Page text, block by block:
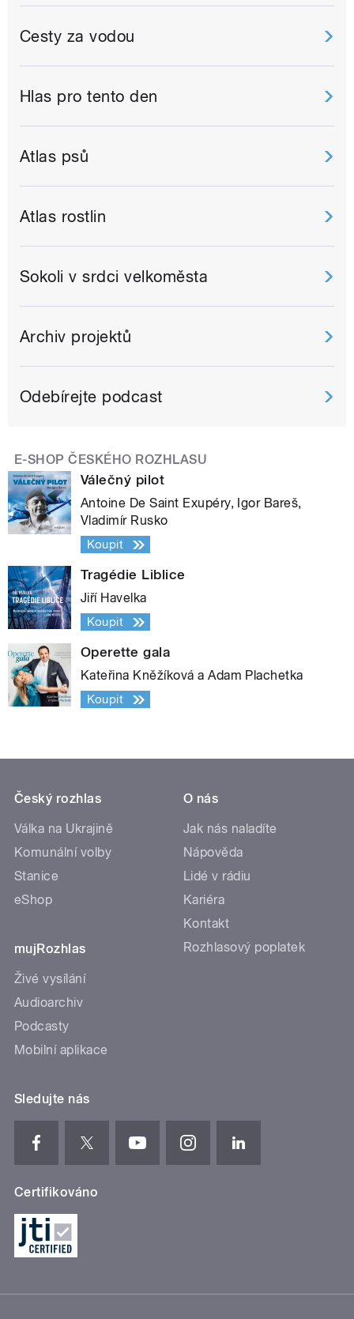
Cesty za vodou
Hlas pro tento den
Atlas psů
Atlas rostlin
Sokoli v srdci velkoměsta
Archiv projektů
Odebírejte podcast
E-SHOP ČESKÉHO ROZHLASU
Válečný pilot
Antoine De Saint Exupéry, Igor Bareš,
Vladimír Rusko
Koupit
Tragédie Liblice
Jiří Havelka
Koupit
Operette gala
Kateřina Kněžíková a Adam Plachetka
Koupit
Český rozhlas
Válka na Ukrajině
Komunální volby
Stanice
eShop
mujRozhlas
Živé vysílání
Audioarchiv
Podcasty
Mobilní aplikace
O nás
Jak nás naladíte
Nápověda
Lidé v rádiu
Kariéra
Kontakt
Rozhlasový poplatek
Sledujte nás
Certifikováno